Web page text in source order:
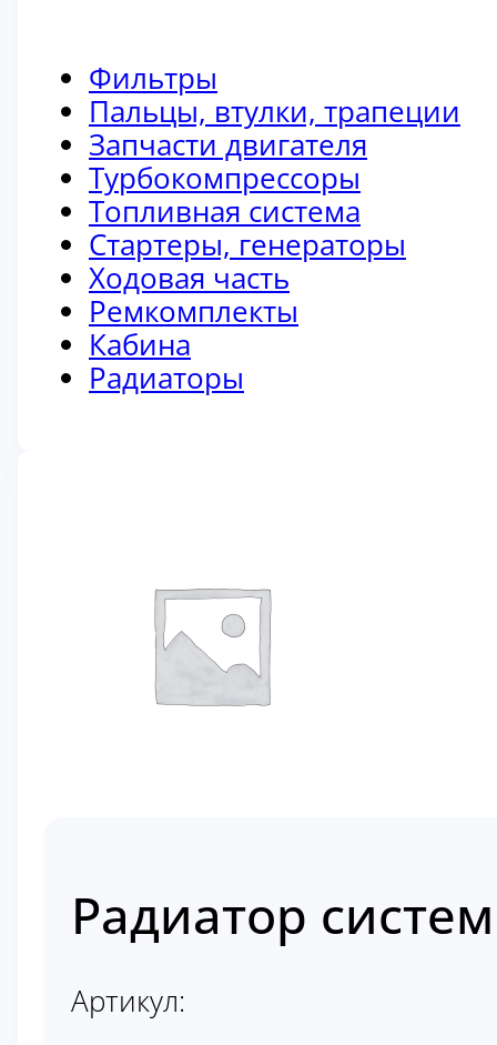
Фильтры
Пальцы, втулки, трапеции
Запчасти двигателя
Турбокомпрессоры
Топливная система
Стартеры, генераторы
Ходовая часть
Ремкомплекты
Кабина
Радиаторы
Радиатор
Артикул: